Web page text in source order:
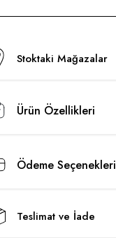
Stoktaki Mağazalar
Ürün Özellikleri
Ödeme Seçenekleri
Teslimat ve İade